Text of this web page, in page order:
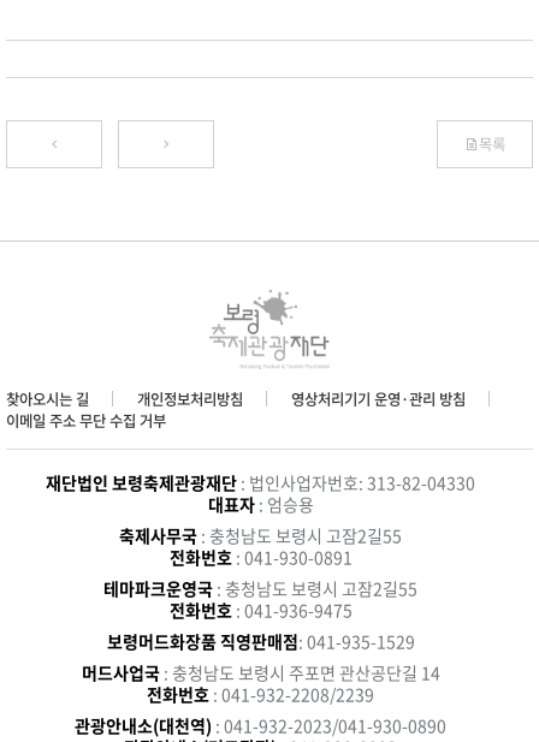
목록
찾아오시는 길 개인정보처리방침
영상처리기기 운영·관리 방침
이메일 주소 무단 수집 거부
재단법인 보령축제관광재단 : 법인사업자번호: 313-82-04330
대표자: 엄승용
축제사무국 : 충청남도 보령시 고잠2길55
전화번호 : 041-930-0891
테마파크운영국 : 충청남도 보령시 고잠2길55
전화번호 : 041-936-9475
보령머드화장품 직영판매점: 041-935-1529
머드사업국 : 충청남도 보령시 주포면 관산공단길 14
전화번호 : 041-932-2208/2239
관광안내소(대천역) : 041-932-2023/041-930-0890